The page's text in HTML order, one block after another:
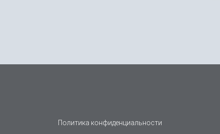
Политика конфиденциальности